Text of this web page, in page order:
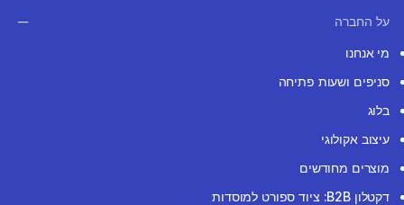
על החברה
מי אנחנו
סניפים ושעות פתיחה
בלוג
עיצוב אקולוגי
מוצרים מחודשים
דקטלון B2B: ציוד ספורט למוסדות